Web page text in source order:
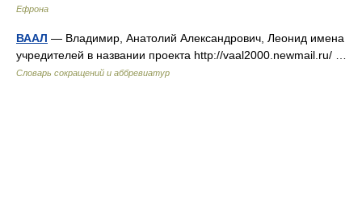
Ефрона
ВААЛ — Владимир, Анатолий Александрович, Леонид имена
учредителей в названии проекта http://vaal2000.newmail.ru/​ …
Словарь сокращений и аббревиатур